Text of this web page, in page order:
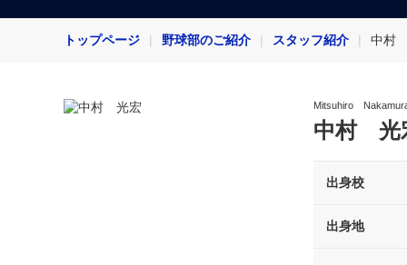
トップページ 野球部のご紹介 スタッフ紹介 中村
Mitsuhiro
中村 光
出身校
出身地